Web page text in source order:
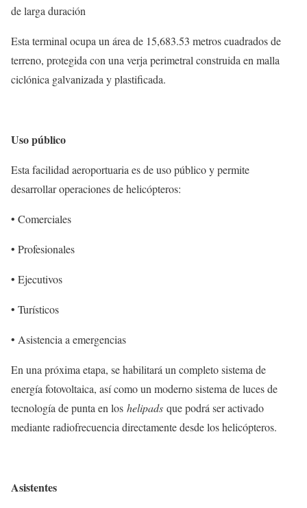
de larga duración
Esta terminal ocupa un área de 15,683.53 metros cuadrados de
terreno, protegida con una verja perimetral construida en malla
ciclónica galvanizada y plastificada.
Uso público
Esta facilidad aeroportuaria es de uso público y permite
desarrollar operaciones de helicópteros:
• Comerciales
• Profesionales
• Ejecutivos
• Turísticos
• Asistencia a emergencias
En una próxima etapa, se habilitará un completo sistema de
energía fotovoltaica, así como un moderno sistema de luces de
tecnología de punta en los helipads que podrá ser activado
mediante radiofrecuencia directamente desde los helicópteros.
Asistentes